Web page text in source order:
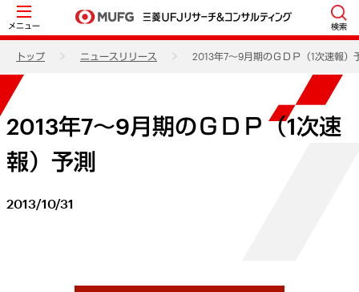
メニュー 検索
トップ ニュースリリース 2013年7～9月期のＧＤＰ（1次速報）
2013年7～9月期のＧＤＰ（1次速
報）予測
2013/10/31